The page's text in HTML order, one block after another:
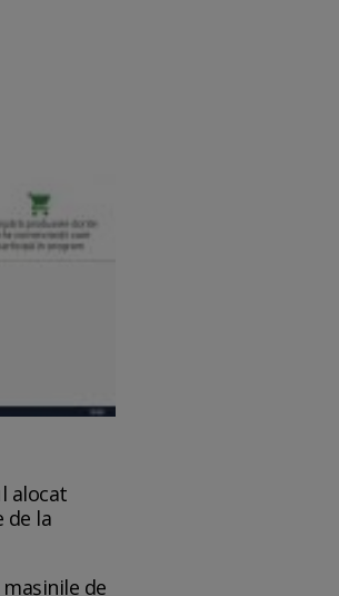
alocat
de la
de